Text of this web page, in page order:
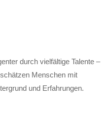
durch vielfältige Talente –
Menschen mit
und Erfahrungen.